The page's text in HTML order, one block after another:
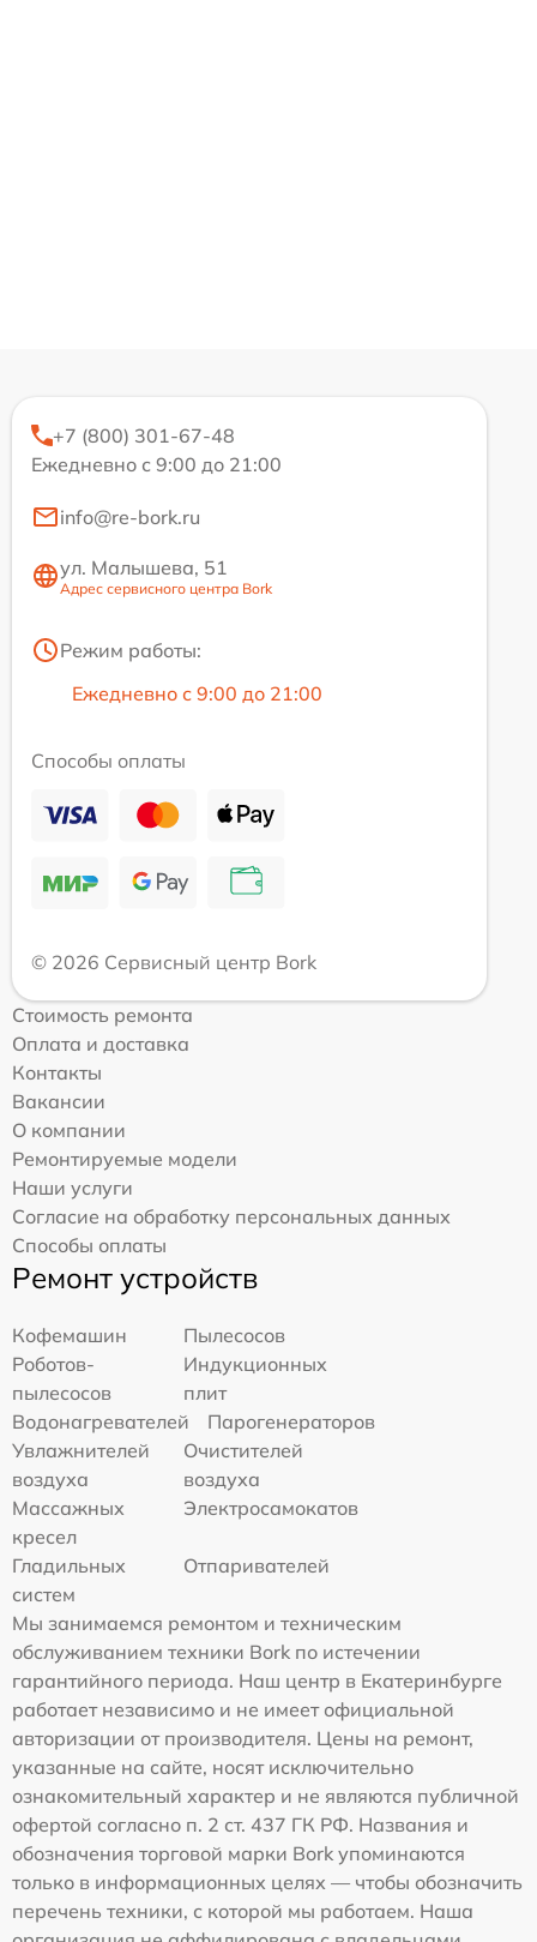
+7 (800) 301-67-48
Ежедневно с 9:00 до 21:00
info@re-bork.ru
ул. Малышева, 51
Адрес сервисного центра Bork
Режим работы:
Ежедневно с 9:00 до 21:00
Способы оплаты
© 2026 Сервисный центр Bork
Стоимость ремонта
Оплата и доставка
Контакты
Вакансии
О компании
Ремонтируемые модели
Наши услуги
Согласие на обработку персональных данных
Способы оплаты
Ремонт устройств
Кофемашин
Пылесосов
Роботов-
пылесосов
Индукционных
плит
Водонагревателей
Парогенераторов
Увлажнителей
воздуха
Очистителей
воздуха
Массажных
кресел
Электросамокатов
Гладильных
систем
Отпаривателей
Мы занимаемся ремонтом и техническим
обслуживанием техники Bork по истечении
гарантийного периода. Наш центр в Екатеринбурге
работает независимо и не имеет официальной
авторизации от производителя. Цены на ремонт,
указанные на сайте, носят исключительно
ознакомительный характер и не являются публичной
офертой согласно п. 2 ст. 437 ГК РФ. Названия и
обозначения торговой марки Bork упоминаются
только в информационных целях — чтобы обозначить
перечень техники, с которой мы работаем. Наша